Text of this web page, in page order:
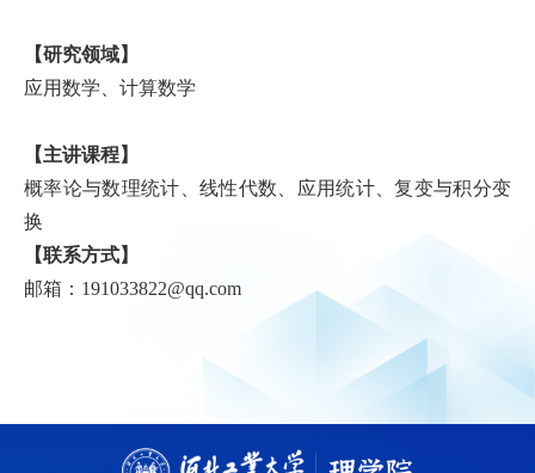
【研究领域】
应用数学、计算数学
【主讲课程】
概率论与数理统计、线性代数、应用统计、复变与积分变
换
【联系方式】
邮箱：191033822@qq.com